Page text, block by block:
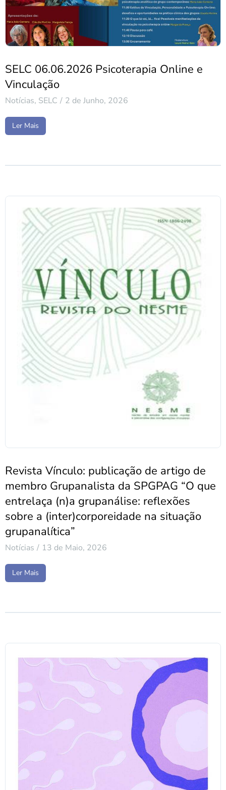
SELC 06.06.2026 Psicoterapia Online e
Vinculação
Notícias, SELC 2 de Junho, 2026
Ler Mais
Revista Vínculo: publicação de artigo de
membro Grupanalista da SPGPAG “O que
entrelaça (n)a grupanálise: reflexões
sobre a (inter)corporeidade na situação
grupanalítica”
Notícias 13 de Maio, 2026
Ler Mais